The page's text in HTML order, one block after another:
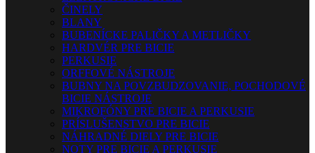
ČINELY
BLANY
BUBENÍCKE PALIČKY A METLIČKY
HARDVÉR PRE BICIE
PERKUSIE
ORFFOVÉ NÁSTROJE
BUBNY NA POVZBUDZOVANIE, POCHODOVÉ
BICIE NÁSTROJE
MIKROFÓNY PRE BICIE A PERKUSIE
PRÍSLUŠENSTVO PRE BICIE
NÁHRADNÉ DIELY PRE BICIE
NOTY PRE BICIE A PERKUSIE